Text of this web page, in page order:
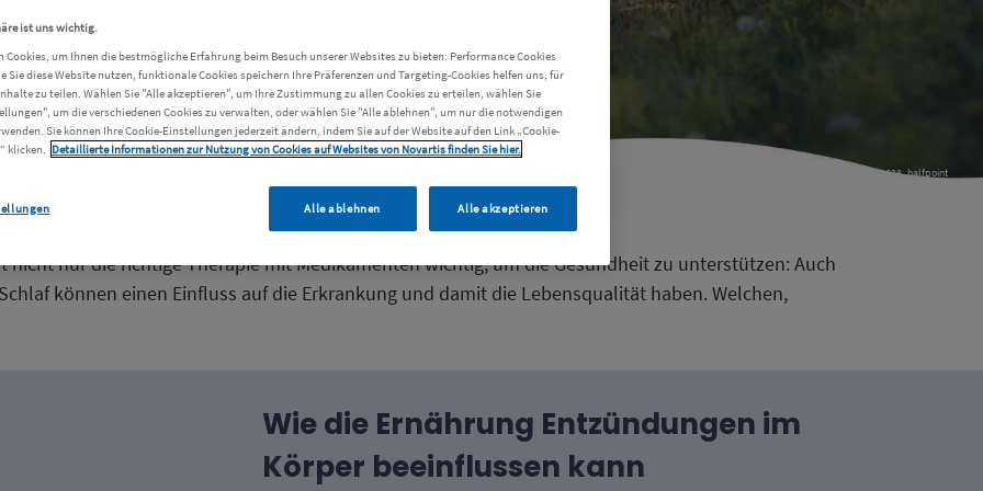
Schlaf spielen
adobe_stock_236991623_halfpoint
nicht nur die richtige Therapie mit Medikamenten wichtig, um die Gesundheit zu unterstützen: Auch
können einen Einfluss auf die Erkrankung und damit die Lebensqualität haben. Welchen,
Wie die Ernährung Entzündungen im
Körper beeinflussen kann
ist uns wichtig.
Cookies, um Ihnen die bestmögliche Erfahrung beim Besuch unserer Websites zu bieten: Performance Cookies
Sie diese Website nutzen, funktionale Cookies speichern Ihre Präferenzen und Targeting-Cookies helfen uns, für
zu teilen. Wählen Sie "Alle akzeptieren", um Ihre Zustimmung zu allen Cookies zu erteilen, wählen Sie
um die verschiedenen Cookies zu verwalten, oder wählen Sie "Alle ablehnen", um nur die notwendigen
Sie können Ihre Cookie-Einstellungen jederzeit ändern, indem Sie auf der Website auf den Link „Cookie-
klicken. Detaillierte Informationen zur Nutzung von Cookies auf Websites von Novartis finden Sie hier.
Alle ablehnen Alle akzeptieren